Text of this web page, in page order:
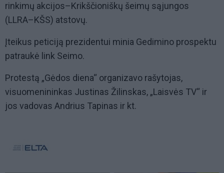
rinkimų akcijos–Krikščioniškų šeimų sąjungos
(LLRA–KŠS) atstovų.
Įteikus peticiją prezidentui minia Gedimino prospektu
patraukė link Seimo.
Protestą „Gėdos diena“ organizavo rašytojas,
visuomenininkas Justinas Žilinskas, „Laisvės TV“ ir
jos vadovas Andrius Tapinas ir kt.